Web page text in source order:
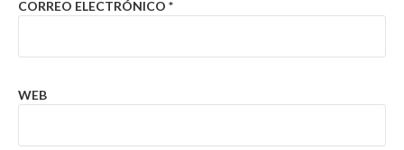
CORREO ELECTRÓNICO *
WEB